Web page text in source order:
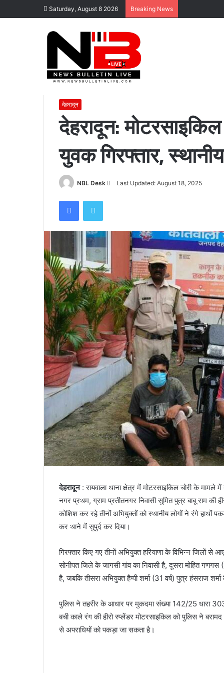
Saturday, August 8 2026 Breaking News
Home /देहरादून / देहरादून: मोटरसाइकिल चोरी करते तीन
देहरादून
देहरादून:
युवक गिरफ्तार,
NBL Desk
Send
Last Updated: August 18, 2025
FacebookTwitter
देहरादून: रायवाला थाना क्षेत्र में मोटरसाइकिल चोरी के
नगर प्रथम, ग्राम प्रतीतनगर निवासी सुमित पुत्र बाबू राम
कोशिश कर रहे तीनों अभियुक्तों को स्थानीय लोगों ने रंगे हाथों
कर थाने में सुपुर्द कर दिया।
गिरफ्तार किए गए तीनों अभियुक्त हरियाणा के विभिन्न जिलों
सोनीपत जिले के जागसी गांव का निवासी है, दूसरा मोहित
है, जबकि तीसरा अभियुक्त हैप्पी शर्मा (31 वर्ष) पुत्र हंसराज
पुलिस ने तहरीर के आधार पर मुकदमा संख्या 142/25 धारा
बची काले रंग की हीरो स्प्लेंडर मोटरसाइकिल को पुलिस ने
से अपराधियों को पकड़ा जा सकता है।